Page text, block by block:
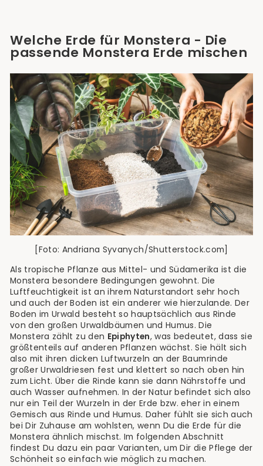
Welche Erde für Monstera - Die
passende Monstera Erde mischen
[Foto: Andriana Syvanych/Shutterstock.com]
Als tropische Pflanze aus Mittel- und Südamerika ist die
Monstera besondere Bedingungen gewohnt. Die
Luftfeuchtigkeit ist an ihrem Naturstandort sehr hoch
und auch der Boden ist ein anderer wie hierzulande. Der
Boden im Urwald besteht so hauptsächlich aus Rinde
von den großen Urwaldbäumen und Humus. Die
Monstera zählt zu den Epiphyten, was bedeutet, dass sie
größtenteils auf anderen Pflanzen wächst. Sie hält sich
also mit ihren dicken Luftwurzeln an der Baumrinde
großer Urwaldriesen fest und klettert so nach oben hin
zum Licht. Über die Rinde kann sie dann Nährstoffe und
auch Wasser aufnehmen. In der Natur befindet sich also
nur ein Teil der Wurzeln in der Erde bzw. eher in einem
Gemisch aus Rinde und Humus. Daher fühlt sie sich auch
bei Dir Zuhause am wohlsten, wenn Du die Erde für die
Monstera ähnlich mischst. Im folgenden Abschnitt
findest Du dazu ein paar Varianten, um Dir die Pflege der
Schönheit so einfach wie möglich zu machen.